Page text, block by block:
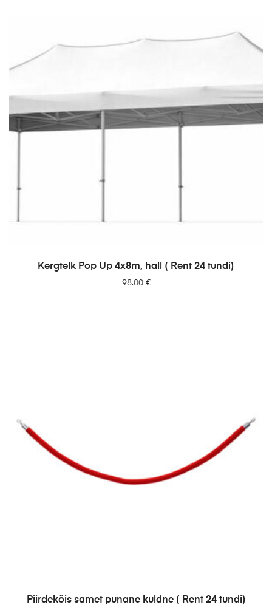
LISA PÄRINGUSSE
Kergtelk Pop Up 4x8m, hall ( Rent 24 tundi)
98.00 €
LISA PÄRINGUSSE
Piirdeköis samet punane kuldne ( Rent 24 tundi)